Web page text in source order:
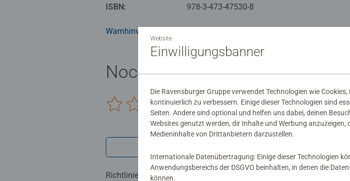
ISBN:
978-3-473-47530-8
Warnhinweise und Herstellerinformation
Noch keine Bewertungen
0/0
Richtlinien für Bewertungen
Website
Einwilligungsbanner
Die Ravensburger Gruppe verwendet Technologien wie
kontinuierlich zu verbessern. Einige dieser Technologien sind
Seiten. Andere sind optional und helfen uns dabei, deinen
Websites genutzt werden, dir Inhalte und Werbung anzuzeigen,
Medieninhalte von Drittanbietern darzustellen.
Internationale Datenübertragung: Einige dieser Technologien
Anwendungsbereichs der DSGVO beinhalten, in denen die
können.